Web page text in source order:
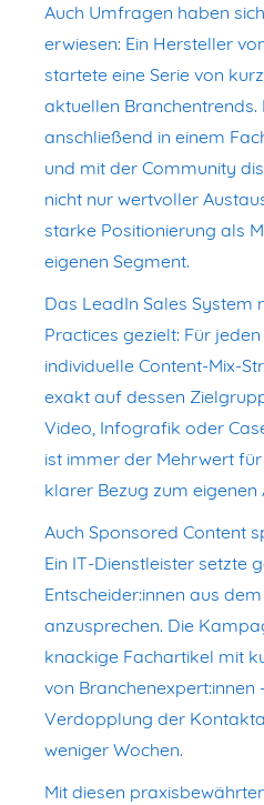
Auch Umfragen haben
erwiesen: Ein Hersteller
startete eine Serie von
aktuellen Branchentrends.
anschließend in einem
und mit der Community
nicht nur wertvoller
starke Positionierung als
eigenen Segment.
Das LeadIn Sales System
Practices gezielt: Für
individuelle Content-Mix-
exakt auf dessen
Video, Infografik oder
ist immer der Mehrwert
klarer Bezug zum eigenen
Auch Sponsored Content
Ein IT-Dienstleister setzte
Entscheider:innen aus
anzusprechen. Die
knackige Fachartikel mit
von Branchenexpert:innen
Verdopplung der
weniger Wochen.
Mit diesen